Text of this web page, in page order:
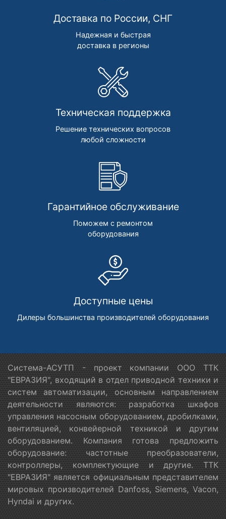
Доставка по России, СНГ
Надежная и быстрая
доставка в регионы
Техническая поддержка
Решение технических вопросов
любой сложности
Гарантийное обслуживание
Поможем с ремонтом
оборудования
Доступные цены
Дилеры большинства производителей оборудования
Система-АСУТП - проект компании ООО ТТК
"ЕВРАЗИЯ", входящий в отдел приводной техники и
систем автоматизации, основным направлением
деятельности являются: разработка шкафов
управления насосным оборудованием, дробилками,
вентиляцией, конвейерной техникой и другим
оборудованием. Компания готова предложить
оборудование: частотные преобразователи,
контроллеры, комплектующие и другие. ТТК
"ЕВРАЗИЯ" является официальным представителем
мировых производителей Danfoss, Siemens, Vacon,
Hyndai и других.